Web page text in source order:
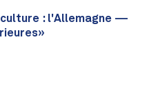
: l'Allemagne —